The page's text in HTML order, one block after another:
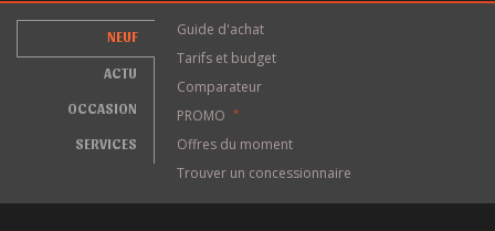
NEUF
ACTU
OCCASION
SERVICES
Guide d'achat
Tarifs et budget
Comparateur
PROMO
*
Offres du moment
Trouver un concessionnaire